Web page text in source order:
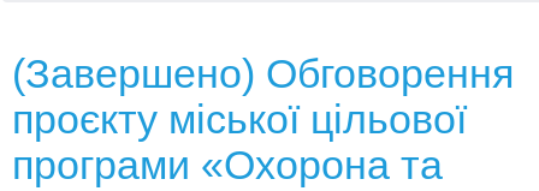
(Завершено) Обговорення
проєкту міської цільової
програми «Охорона та